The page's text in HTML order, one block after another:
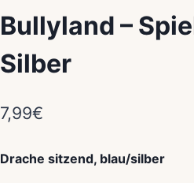
Bullyland –
Silber
7,99€
Drache sitzend, blau/silber